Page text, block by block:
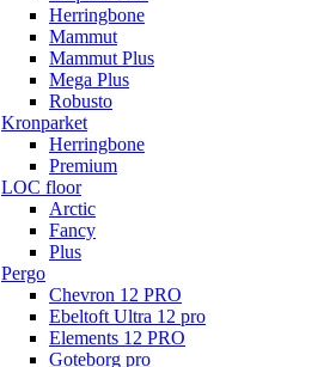
Herringbone
Mammut
Mammut Plus
Mega Plus
Robusto
Kronparket
Herringbone
Premium
LOC floor
Arctic
Fancy
Plus
Pergo
Chevron 12 PRO
Ebeltoft Ultra 12 pro
Elements 12 PRO
Goteborg pro